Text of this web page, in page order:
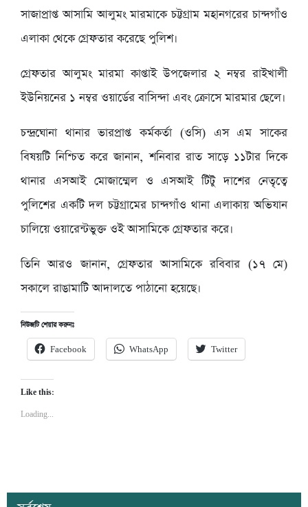
সাজাপ্রাপ্ত আসামি আলুমং মারমাকে চট্টগ্রাম মহানগরের চান্দগাঁও
এলাকা থেকে গ্রেফতার করেছে পুলিশ।
গ্রেফতার আলুমং মারমা কাপ্তাই উপজেলার ২ নম্বর রাইখালী
ইউনিয়নের ১ নম্বর ওয়ার্ডের বাসিন্দা এবং ক্রোসে মারমার ছেলে।
চন্দ্রঘোনা থানার ভারপ্রাপ্ত কর্মকর্তা (ওসি) এস এম সাকের
বিষয়টি নিশ্চিত করে জানান, শনিবার রাত সাড়ে ১১টার দিকে
থানার এসআই মোজাম্মেল ও এসআই টিটু দাশের নেতৃত্বে
পুলিশের একটি দল চট্টগ্রামের চান্দগাঁও থানা এলাকায় অভিযান
চালিয়ে ওয়ারেন্টভুক্ত ওই আসামিকে গ্রেফতার করে।
তিনি আরও জানান, গ্রেফতার আসামিকে রবিবার (১৭ মে)
সকালে রাঙামাটি আদালতে পাঠানো হয়েছে।
নিউজটি শেয়ার করুনঃ
Facebook WhatsApp Twitter
Like this:
Loading...